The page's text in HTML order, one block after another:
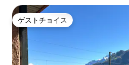
ゲストチョイス
ゲストチョイス